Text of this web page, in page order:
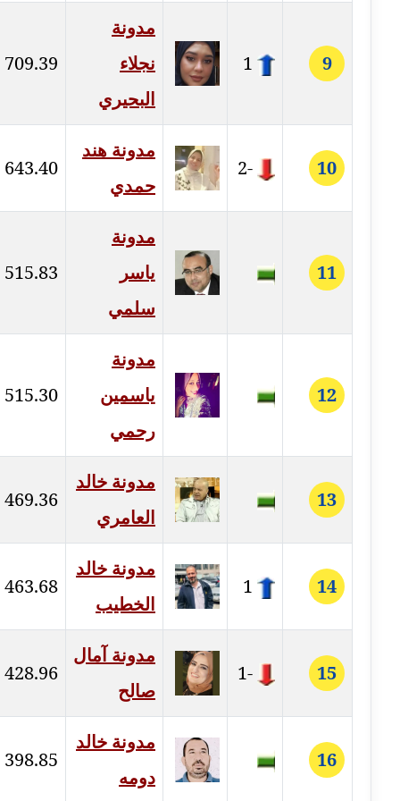
مدونة أمل الجزائرية
متوفي
مدونة أمل الخولي
مدونة أمل درويش
عاملة
مدونة أمل زيادة
عاملة
عاملة
مدونة أمل منشاوي
موقوف
مدونة أميرة اسماعيل
مدونة أميرة رفعت
مدونة أميرة محمود
عاملة
مدونة انجي مطاوع
عاملة
مدونة آيات القاضي
مدونة ايمان الدواخلي
9
1
مدونة
نجلاء
البحيري
709.39
10
-2
مدونة هند
حمدي
643.40
11
مدونة
ياسر
سلمي
515.83
12
مدونة
ياسمين
رحمي
515.30
13
مدونة خالد
العامري
469.36
14
1
مدونة خالد
الخطيب
463.68
15
-1
مدونة آمال
صالح
428.96
16
مدونة خالد
دومه
398.85